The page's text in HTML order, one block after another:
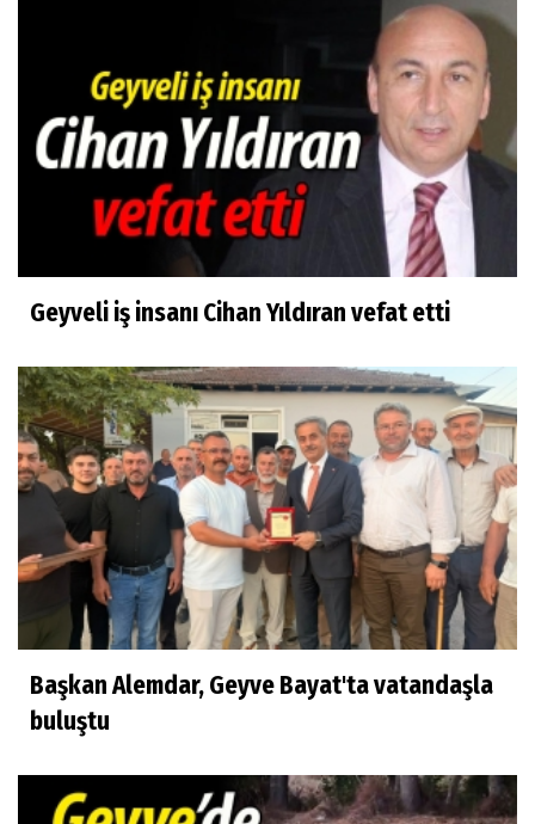
Geyveli iş insanı Cihan Yıldıran vefat etti
Başkan Alemdar, Geyve Bayat'ta vatandaşla
buluştu